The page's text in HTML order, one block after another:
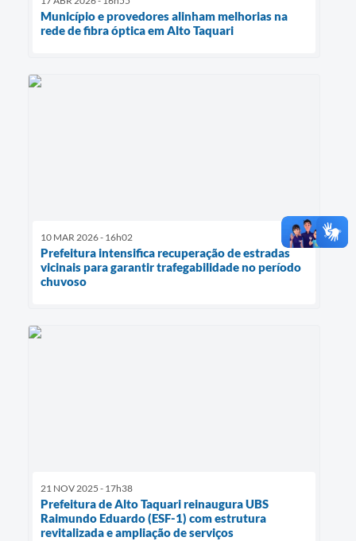
Município e provedores alinham melhorias na
rede de fibra óptica em Alto Taquari
10 MAR 2026 - 16h02
Prefeitura intensifica recuperação de estradas
vicinais para garantir trafegabilidade no período
chuvoso
21 NOV 2025 - 17h38
Prefeitura de Alto Taquari reinaugura UBS
Raimundo Eduardo (ESF-1) com estrutura
revitalizada e ampliação de serviços